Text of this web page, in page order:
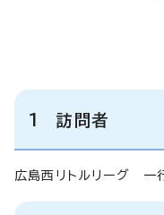
1 訪問者
広島西リトルリーグ 一